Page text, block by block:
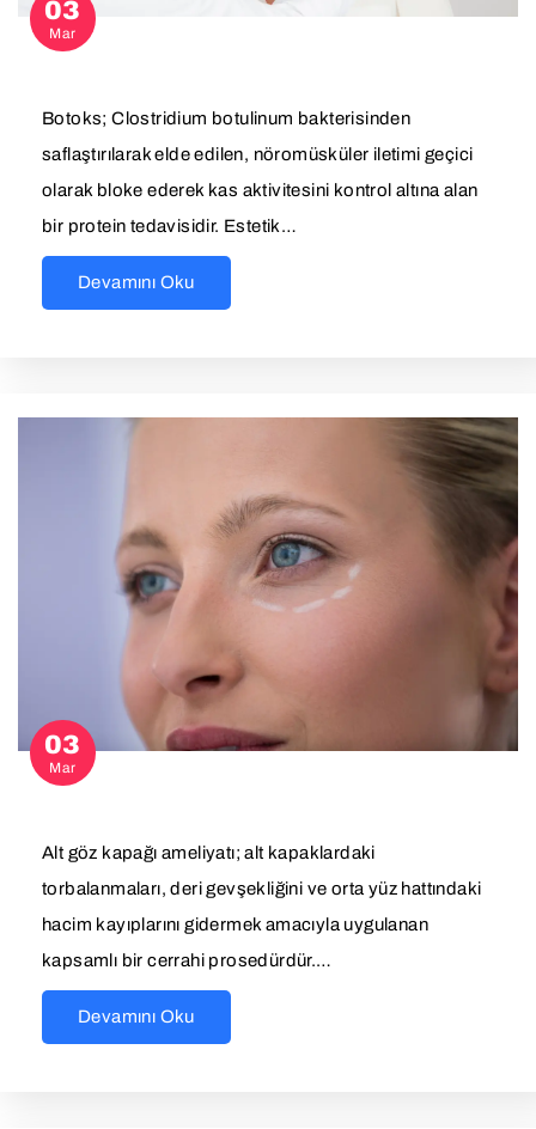
03
Mar
Botoks; Clostridium botulinum bakterisinden
saflaştırılarak elde edilen, nöromüsküler iletimi geçici
olarak bloke ederek kas aktivitesini kontrol altına alan
bir protein tedavisidir. Estetik…
Devamını Oku
03
Mar
Alt göz kapağı ameliyatı; alt kapaklardaki
torbalanmaları, deri gevşekliğini ve orta yüz hattındaki
hacim kayıplarını gidermek amacıyla uygulanan
kapsamlı bir cerrahi prosedürdür.…
Devamını Oku